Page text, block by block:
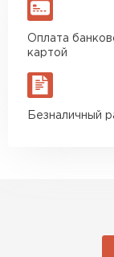
Оплата
картой
Безналичный